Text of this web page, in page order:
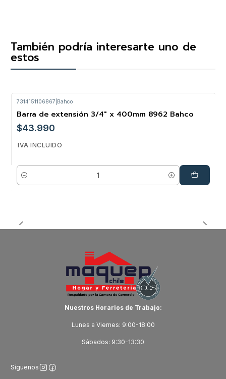
También podría interesarte uno de
estos
7314151106867 Bahco
Barra de extensión 3/4" x 400mm 8962 Bahco
$43.990
IVA INCLUIDO
Cantidad
Nuestros Horarios de Trabajo:
Lunes a Viernes: 9:00-18:00
Sábados: 9:30-13:30
Síguenos